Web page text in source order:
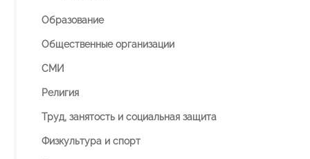
Образование
Общественные организации
СМИ
Религия
Труд, занятость и социальная защита
Физкультура и спорт